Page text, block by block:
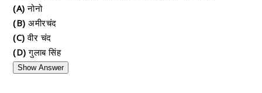
(A) नोनो
(B) अमीरचंद
(C) वीर चंद
(D) गुलाब सिंह
Show Answer